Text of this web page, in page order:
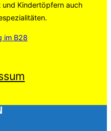
Kindertöpfern auch
im B28